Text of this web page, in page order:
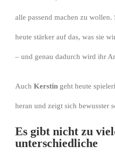
alle passend machen zu wollen.
heute stärker auf das, was sie
– und genau dadurch wird ihr
Auch Kerstingeht heute
heran und zeigt sich bewusster
Es gibt nicht zu
unterschiedliche